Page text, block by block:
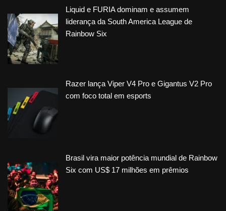
Liquid e FURIA dominam e assumem
liderança da South America League de
Rainbow Six
Razer lança Viper V4 Pro e Gigantus V2 Pro
com foco total em esports
Brasil vira maior potência mundial de Rainbow
Six com US$ 17 milhões em prêmios